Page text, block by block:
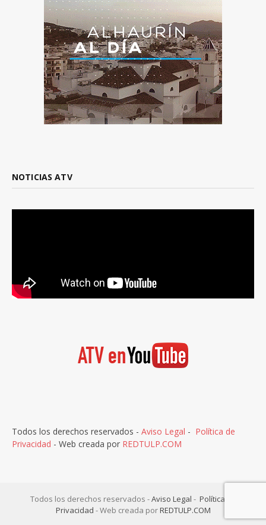
NOTICIAS ATV
Todos los derechos reservados - Aviso Legal - Política de
Privacidad - Web creada por REDTULP.COM
Todos los derechos reservados -Aviso Legal - Política de
Privacidad - Web creada porREDTULP.COM